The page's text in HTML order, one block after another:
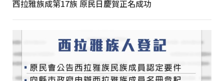
西拉雅族成第17族 原民日慶賀正名成功